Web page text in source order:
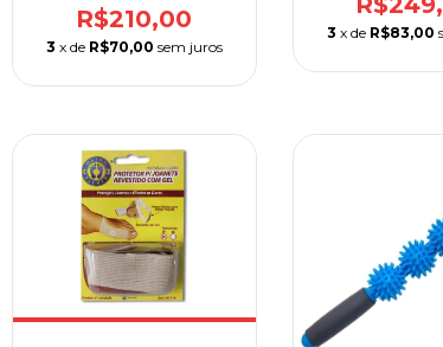
R$210,00
3 x de R$70,00 sem juros
3 x de R$83,00